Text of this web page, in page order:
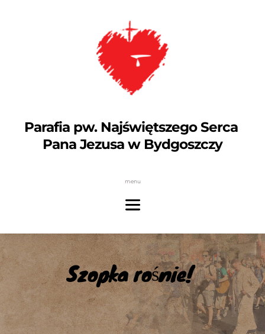
Parafia pw. Najświętszego Serca
Pana Jezusa w Bydgoszczy
menu
Szopka rośnie!